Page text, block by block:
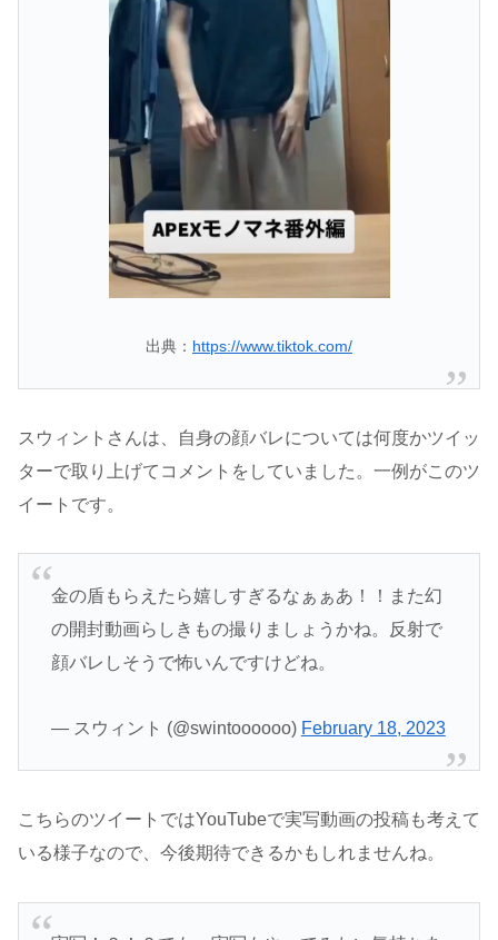
出典： https://www.tiktok.com/
スウィントさんは、自身の顔バレについては何度かツイッ
ターで取り上げてコメントをしていました。一例がこのツ
イートです。
金の盾もらえたら嬉しすぎるなぁぁあ！！また幻
の開封動画らしきもの撮りましょうかね。反射で
顔バレしそうで怖いんですけどね。
— スウィント (@swintoooooo) February 18, 2023
こちらのツイートではYouTubeで実写動画の投稿も考えて
いる様子なので、今後期待できるかもしれませんね。